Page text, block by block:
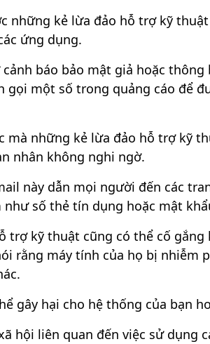
những kẻ lừa đảo hỗ trợ kỹ
ứng dụng.
báo bảo mật giả hoặc thông
gọi một số trong quảng cáo để
mà những kẻ lừa đảo hỗ trợ kỹ
nhân không nghi ngờ.
này dẫn mọi người đến các
số thẻ tín dụng hoặc mật
trợ kỹ thuật cũng có thể cố
rằng máy tính của họ bị nhiễm
gây hại cho hệ thống của bạn
hội liên quan đến việc sử dụng